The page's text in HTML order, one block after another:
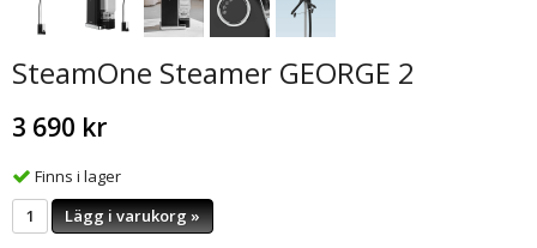
SteamOne Steamer GEORGE 2
3 690 kr
Finns i lager
Lägg i varukorg »